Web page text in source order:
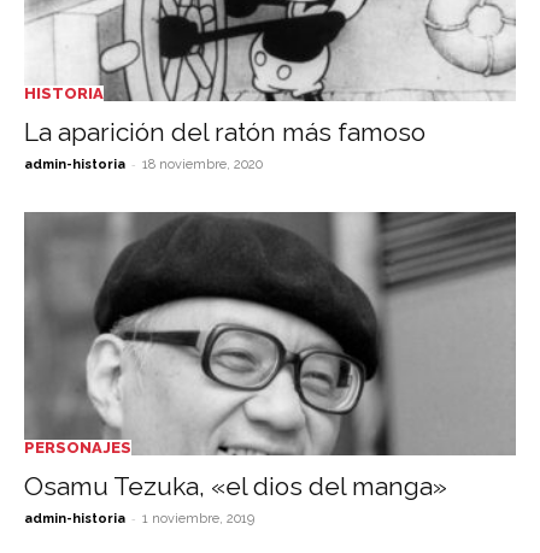
HISTORIA
La aparición del ratón más famoso
admin-historia - 18 noviembre, 2020
PERSONAJES
Osamu Tezuka, «el dios del manga»
admin-historia - 1 noviembre, 2019